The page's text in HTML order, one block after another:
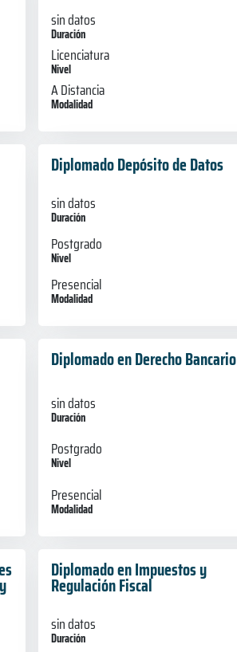
sin datos
Duración
Licenciatura
Nivel
A Distancia
Modalidad
Diplomado Depósito de Datos
sin datos
Duración
Postgrado
Nivel
Presencial
Modalidad
Diplomado en Derecho Bancario
sin datos
Duración
Postgrado
Nivel
Presencial
Modalidad
Diplomado en Impuestos y
Regulación Fiscal
sin datos
Duración